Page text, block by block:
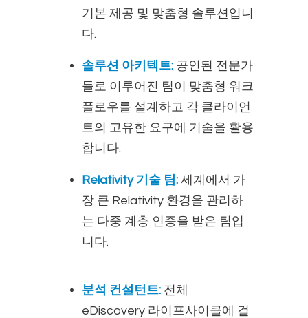
기본 제공 및 맞춤형 솔루션입니
다.
솔루션 아키텍트: 공인된 전문가
들로 이루어진 팀이 맞춤형 워크
플로우를 설계하고 각 클라이언
트의 고유한 요구에 기술을 활용
합니다.
Relativity 기술 팀: 세계에서 가
장 큰 Relativity 환경을 관리하
는 다중 계층 인증을 받은 팀입
니다.
분석 컨설턴트: 전체
eDiscovery 라이프사이클에 걸